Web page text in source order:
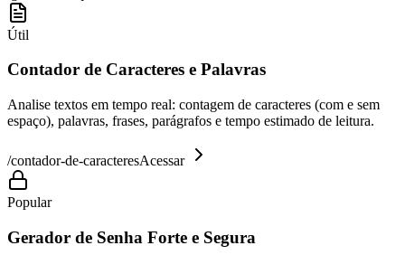
Útil
Contador de Caracteres e Palavras
Analise textos em tempo real: contagem de caracteres (com e sem
espaço), palavras, frases, parágrafos e tempo estimado de leitura.
/contador-de-caracteresAcessar
Popular
Gerador de Senha Forte e Segura